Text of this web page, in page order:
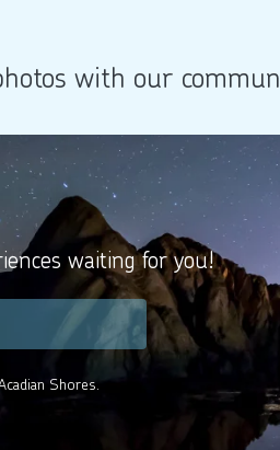
with our
waiting for you!
Shores.